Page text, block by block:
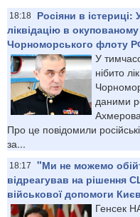
18:18
Росіяни в
ліквідацію в
Чорноморського флоту
У
нібито
даними
Про це повідомили
за...
18:17
"Ми не можемо
відреагував на рішення
військової допомоги
Генсек